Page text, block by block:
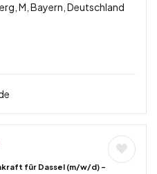
M, Bayern, Deutschland
für Dassel (m/w/d) –